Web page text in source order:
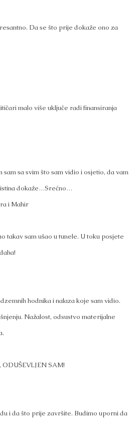
Da se što prije dokaže ono za
malo više uključe radi finansiranja
sa svim što sam vidio i osjetio, da vam
dokaže…Srećno…
i Mahir
takav sam ušao u tunele. U toku posjete
hodnika i nalaza koje sam vidio.
Nažalost, odsustvo materijalne
SAM!
i da što prije završite. Budimo uporni da